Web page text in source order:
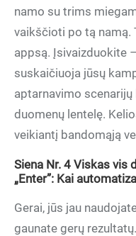
namo su trims
vaikščioti po tą namą.
appsą. Įsivaizduokite
suskaičiuoja jūsų
aptarnavimo
duomenų lentelę.
veikiantį bandomąją
Siena Nr. 4 Viskas vis
„Enter”: Kai
Gerai, jūs jau
gaunate gerų